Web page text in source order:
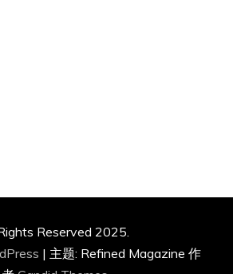
Reserved 2025.
| 主题: Refined Magazine 作